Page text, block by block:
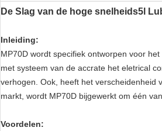
De Slag van de hoge snelheids5l
Inleiding:
MP70D wordt specifiek ontworpen voor
met systeem van de accrate het eletrical
verhogen. Ook, heeft het verscheidenheid
markt, wordt MP70D bijgewerkt om één
Voordelen: